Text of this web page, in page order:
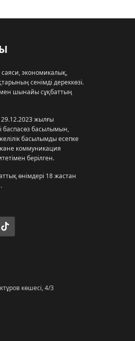
саяси, экономикалық,
сенімді дереккөзі.
шынайы сұқбаттың
29.12.2023 жылғы
баспасөз басылымын,
басылымды есепке
және коммуникация
берілген.
өнімдері 18 жастан
көшесі, 4/3